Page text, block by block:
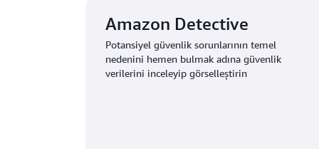
Amazon Detective
Potansiyel güvenlik sorunlarının temel
nedenini hemen bulmak adına güvenlik
verilerini inceleyip görselleştirin